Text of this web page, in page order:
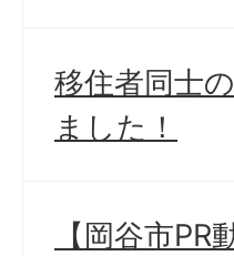
移住者同士
ました！
【岡谷市